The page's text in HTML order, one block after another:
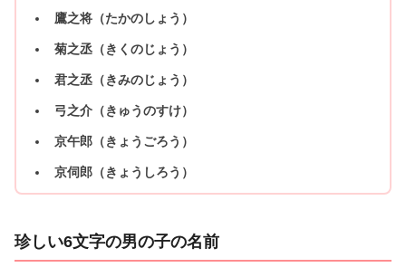
鷹之将（たかのしょう）
菊之丞（きくのじょう）
君之丞（きみのじょう）
弓之介（きゅうのすけ）
京午郎（きょうごろう）
京伺郎（きょうしろう）
珍しい6文字の男の子の名前